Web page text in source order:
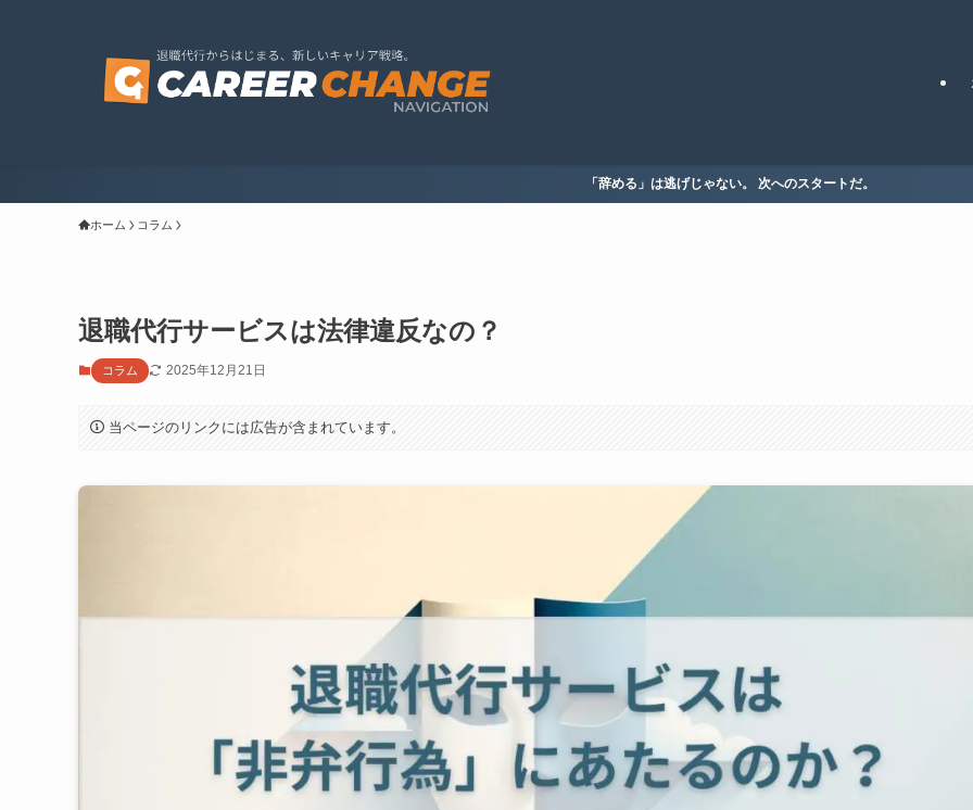
「辞める」は逃げじゃない。 次へのスタートだ。
ホーム コラム
退職代行サービスは法律違反なの？
コラム 2025年12月21日
当ページのリンクには広告が含まれています。